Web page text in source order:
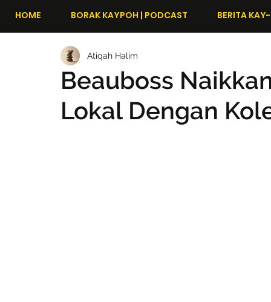
HOME BORAK KAYPOH | PODCAST BERITA
Beauboss
Lokal Dengan
Atiqah Halim